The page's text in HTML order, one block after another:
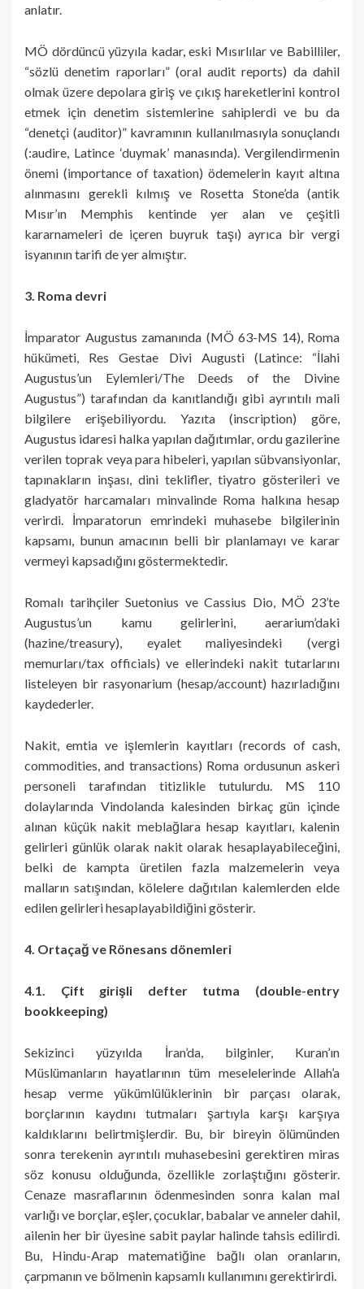
anlatır.
MÖ dördüncü yüzyıla kadar, eski Mısırlılar ve Babilliler,
“sözlü denetim raporları” (oral audit reports) da dahil
olmak üzere depolara giriş ve çıkış hareketlerini kontrol
etmek için denetim sistemlerine sahiplerdi ve bu da
“denetçi (auditor)” kavramının kullanılmasıyla sonuçlandı
(:audire, Latince ‘duymak’ manasında). Vergilendirmenin
önemi (importance of taxation) ödemelerin kayıt altına
alınmasını gerekli kılmış ve Rosetta Stone’da (antik
Mısır’ın Memphis kentinde yer alan ve çeşitli
kararnameleri de içeren buyruk taşı) ayrıca bir vergi
isyanının tarifi de yer almıştır.
3. Roma devri
İmparator Augustus zamanında (MÖ 63-MS 14), Roma
hükümeti, Res Gestae Divi Augusti (Latince: “İlahi
Augustus’un Eylemleri/The Deeds of the Divine
Augustus”) tarafından da kanıtlandığı gibi ayrıntılı mali
bilgilere erişebiliyordu. Yazıta (inscription) göre,
Augustus idaresi halka yapılan dağıtımlar, ordu gazilerine
verilen toprak veya para hibeleri, yapılan sübvansiyonlar,
tapınakların inşası, dini teklifler, tiyatro gösterileri ve
gladyatör harcamaları minvalinde Roma halkına hesap
verirdi. İmparatorun emrindeki muhasebe bilgilerinin
kapsamı, bunun amacının belli bir planlamayı ve karar
vermeyi kapsadığını göstermektedir.
Romalı tarihçiler Suetonius ve Cassius Dio, MÖ 23’te
Augustus’un kamu gelirlerini, aerarium’daki
(hazine/treasury), eyalet maliyesindeki (vergi
memurları/tax officials) ve ellerindeki nakit tutarlarını
listeleyen bir rasyonarium (hesap/account) hazırladığını
kaydederler.
Nakit, emtia ve işlemlerin kayıtları (records of cash,
commodities, and transactions) Roma ordusunun askeri
personeli tarafından titizlikle tutulurdu. MS 110
dolaylarında Vindolanda kalesinden birkaç gün içinde
alınan küçük nakit meblağlara hesap kayıtları, kalenin
gelirleri günlük olarak nakit olarak hesaplayabileceğini,
belki de kampta üretilen fazla malzemelerin veya
malların satışından, kölelere dağıtılan kalemlerden elde
edilen gelirleri hesaplayabildiğini gösterir.
4. Ortaçağ ve Rönesans dönemleri
4.1. Çift girişli defter tutma (double-entry
bookkeeping)
Sekizinci yüzyılda İran’da, bilginler, Kuran’ın
Müslümanların hayatlarının tüm meselelerinde Allah’a
hesap verme yükümlülüklerinin bir parçası olarak,
borçlarının kaydını tutmaları şartıyla karşı karşıya
kaldıklarını belirtmişlerdir. Bu, bir bireyin ölümünden
sonra terekenin ayrıntılı muhasebesini gerektiren miras
söz konusu olduğunda, özellikle zorlaştığını gösterir.
Cenaze masraflarının ödenmesinden sonra kalan mal
varlığı ve borçlar, eşler, çocuklar, babalar ve anneler dahil,
ailenin her bir üyesine sabit paylar halinde tahsis edilirdi.
Bu, Hindu-Arap matematiğine bağlı olan oranların,
çarpmanın ve bölmenin kapsamlı kullanımını gerektirirdi.